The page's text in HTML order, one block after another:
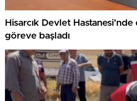
Hisarcık Devlet Hastanesi’nde
göreve başladı